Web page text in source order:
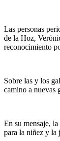
Las personas
de la Hoz,
reconocimiento
Sobre las y los
camino a nuevas
En su mensaje,
para la niñez y la